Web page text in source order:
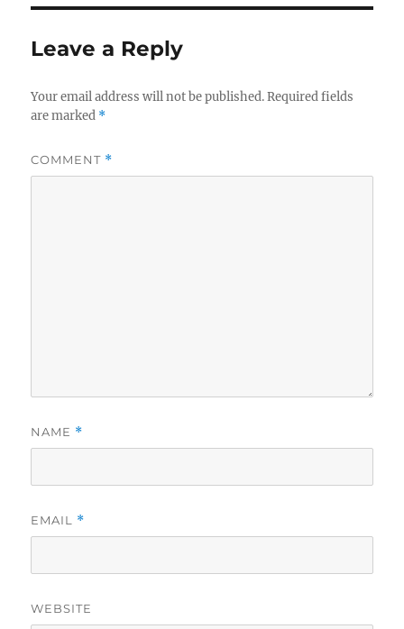
Leave a Reply
Your email address will not be published. Required fields
are marked *
COMMENT *
NAME *
EMAIL *
WEBSITE